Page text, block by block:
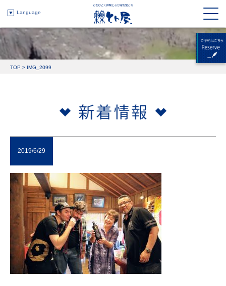
Language
TOP > IMG_2099
2019/6/29